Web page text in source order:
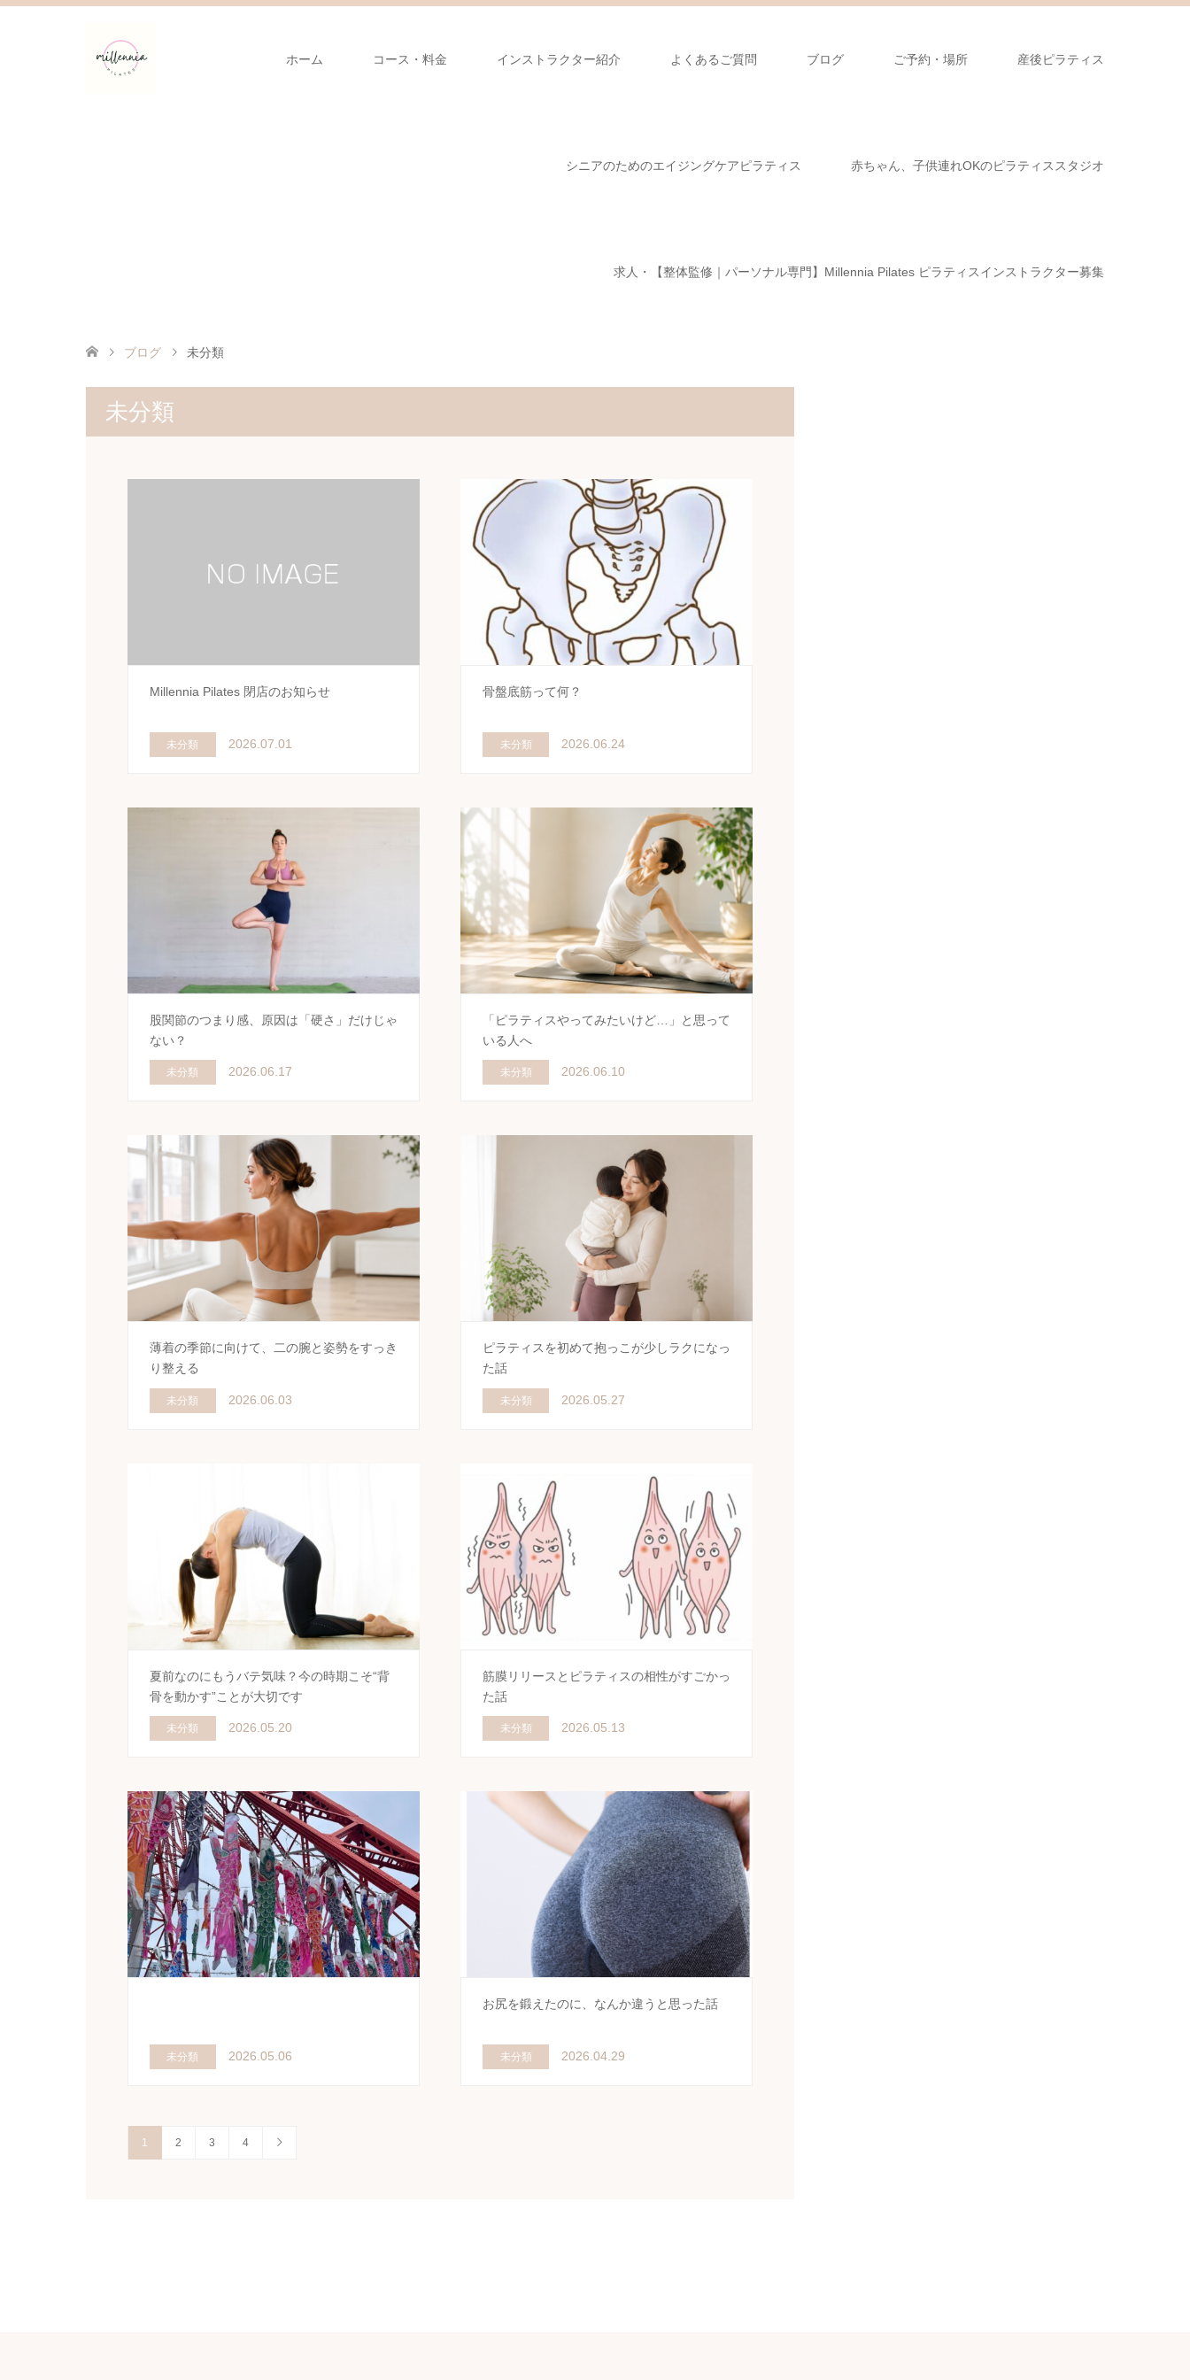
ホーム コース・料金 インストラクター紹介 よくあるご質問 ブログ ご予約・場所 産後ピラティス
シニアのためのエイジングケアピラティス 赤ちゃん、子供連れOKのピラティススタジオ
求人・【整体監修｜パーソナル専門】Millennia Pilates ピラティスインストラクター募集
ブログ 未分類
未分類
Millennia Pilates 閉店のお知らせ
未分類 2026.07.01
骨盤底筋って何？
未分類 2026.06.24
股関節のつまり感、原因は「硬さ」だけじゃ
ない？
未分類 2026.06.17
「ピラティスやってみたいけど…」と思って
いる人へ
未分類 2026.06.10
薄着の季節に向けて、二の腕と姿勢をすっき
り整える
未分類 2026.06.03
ピラティスを初めて抱っこが少しラクになっ
た話
未分類 2026.05.27
夏前なのにもうバテ気味？今の時期こそ“背
骨を動かす”ことが大切です
未分類 2026.05.20
筋膜リリースとピラティスの相性がすごかっ
た話
未分類 2026.05.13
未分類 2026.05.06
お尻を鍛えたのに、なんか違うと思った話
未分類 2026.04.29
1 2 3 4